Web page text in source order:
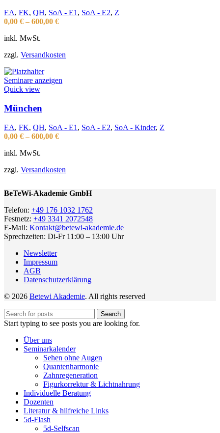
EA, FK, QH, SoA - E1 , SoA - E2, Z
0,00 € – 600,00 €
inkl. MwSt.
zzgl. Versandkosten
Seminare anzeigen
Quick view
München
EA, FK, QH, SoA - E1 , SoA - E2, SoA - Kinder, Z
0,00 € – 600,00 €
inkl. MwSt.
zzgl. Versandkosten
BeTeWi-Akademie GmbH
Telefon: +49 176 1032 1762
Festnetz: +49 3341 2072548
E-Mail: Kontakt@betewi-akademie.de
Sprechzeiten: Di-Fr 11:00 – 13:00 Uhr
Newsletter
Impressum
AGB
Datenschutzerklärung
© 2026 Betewi Akademie. All rights reserved
Search
Start typing to see posts you are looking for.
Über uns
Seminarkalender
Sehen ohne Augen
Quantenharmonie
Zahnregeneration
Figurkorrektur & Lichtnahrung
Individuelle Beratung
Dozenten
Literatur & hilfreiche Links
5d-Flash
5d-Selfscan